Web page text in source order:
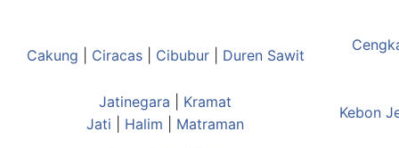
Cakung Ciracas| Cibubur| Duren Sawit
Jatinegara
Kramat
Jati
Halim Matraman
Kebon